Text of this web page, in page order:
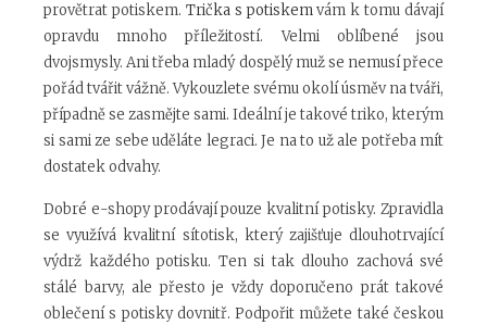
provětrat potiskem. Trička s potiskemvám k tomu dávají
opravdu mnoho příležitostí. Velmi oblíbené jsou
dvojsmysly. Ani třeba mladý dospělý muž se nemusí přece
pořád tvářit vážně. Vykouzlete svému okolí úsměv na tváři,
případně se zasmějte sami. Ideální je takové triko, kterým
si sami ze sebe uděláte legraci. Je na to už ale potřeba mít
dostatek odvahy.
Dobré e-shopy prodávají pouze kvalitní potisky. Zpravidla
se využívá kvalitní sítotisk, který zajišťuje dlouhotrvající
výdrž každého potisku. Ten si tak dlouho zachová své
stálé barvy, ale přesto je vždy doporučeno prát takové
oblečení s potisky dovnitř. Podpořit můžete také českou